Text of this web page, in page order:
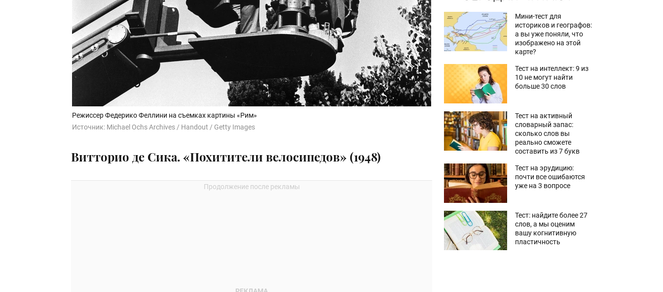
Режиссер Федерико Феллини на съемках картины «Рим»
Источник: Michael Ochs Archives / Handout / Getty Images
Витторио де Сика. «Похитители велосипедов» (1948)
Мини-тест для
историков и географов:
а вы уже поняли, что
изображено на этой
карте?
Тест на интеллект: 9 из
10 не могут найти
больше 30 слов
Тест на активный
словарный запас:
сколько слов вы
реально сможете
составить из 7 букв
Тест на эрудицию:
почти все ошибаются
уже на 3 вопросе
Тест: найдите более 27
слов, а мы оценим
вашу когнитивную
пластичность